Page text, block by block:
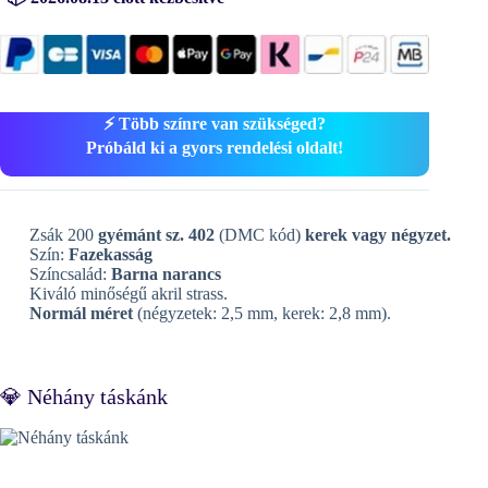
⚡ Több színre van szükséged?
Próbáld ki a gyors rendelési oldalt!
Zsák 200 gyémánt sz. 402(DMC kód) kerek vagy négyzet.
Szín: Fazekasság
Színcsalád: Barna narancs
Kiváló minőségű akril strass.
Normál méret(négyzetek: 2,5 mm, kerek: 2,8 mm).
💎 Néhány táskánk